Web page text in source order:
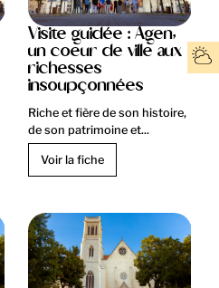
Visite guidée : Agen,
un coeur de ville aux
richesses
insoupçonnées
Riche et fière de son histoire,
de son patrimoine et...
Voir la fiche